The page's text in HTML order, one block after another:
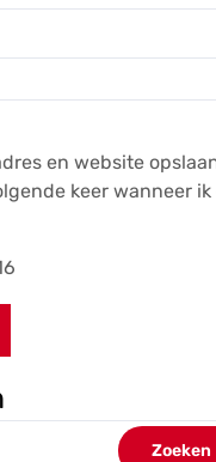
en website
keer wanneer
Zoeken